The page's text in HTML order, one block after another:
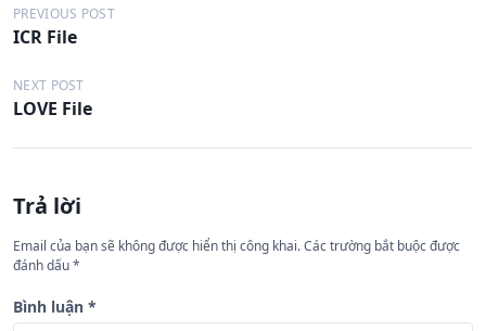
Đ
i
ề
u
h
ớ
n
g
b
PREVIOUS POST
ICR File
NEXT POST
LOVE File
Trả lời
Email của bạn sẽ không được hiển thị công khai.Các trường bắt buộc được
đánh dấu*
Bình luận *